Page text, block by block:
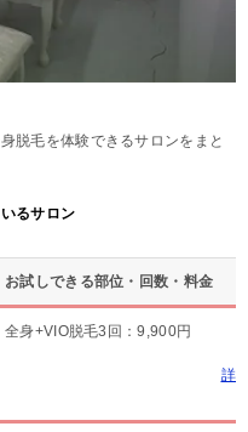
脱毛を体験できるサロンをまと
るサロン
お試しできる部位・回数・料金
全身+VIO脱毛3回：9,900円
詳